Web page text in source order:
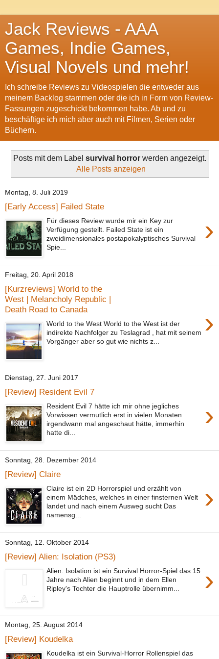
Jack Reviews - AAA
Games, Indie Games,
Visual Novels und mehr!
Ich schreibe Reviews zu Videospielen die entweder aus
meinem Backlog stammen oder die ich in Form von Review-
Fassungen zugeschickt bekommen habe. Ab und zu
beschäftige ich mich aber auch mit Filmen, Serien oder
Büchern.
Posts mit dem Label survival horrorwerden angezeigt.
Alle Posts anzeigen
Montag, 8. Juli 2019
[Early Access] Failed State
›
Für dieses Review wurde mir ein Key zur
Verfügung gestellt. Failed State ist ein
zweidimensionales postapokalyptisches Survival
Spie...
Freitag, 20. April 2018
[Kurzreviews] World to the
West | Melancholy Republic |
Death Road to Canada
›
World to the West World to the West ist der
indirekte Nachfolger zu Teslagrad , hat mit seinem
Vorgänger aber so gut wie nichts z...
Dienstag, 27. Juni 2017
[Review] Resident Evil 7
›
Resident Evil 7 hätte ich mir ohne jegliches
Vorwissen vermutlich erst in vielen Monaten
irgendwann mal angeschaut hätte, immerhin
hatte di...
Sonntag, 28. Dezember 2014
[Review] Claire
›
Claire ist ein 2D Horrorspiel und erzählt von
einem Mädches, welches in einer finsternen Welt
landet und nach einem Ausweg sucht Das
namensg...
Sonntag, 12. Oktober 2014
[Review] Alien: Isolation (PS3)
›
Alien: Isolation ist ein Survival Horror-Spiel das 15
Jahre nach Alien beginnt und in dem Ellen
Ripley's Tochter die Hauptrolle übernimm...
Montag, 25. August 2014
[Review] Koudelka
Koudelka ist ein Survival-Horror Rollenspiel das